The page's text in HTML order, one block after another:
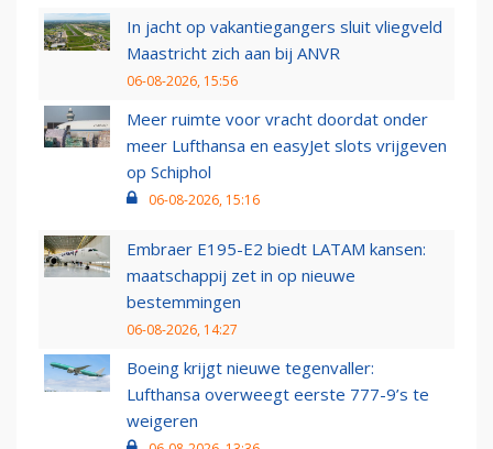
In jacht op vakantiegangers sluit vliegveld
Maastricht zich aan bij ANVR
06-08-2026, 15:56
Meer ruimte voor vracht doordat onder
meer Lufthansa en easyJet slots vrijgeven
op Schiphol
06-08-2026, 15:16
Embraer E195-E2 biedt LATAM kansen:
maatschappij zet in op nieuwe
bestemmingen
06-08-2026, 14:27
Boeing krijgt nieuwe tegenvaller:
Lufthansa overweegt eerste 777-9’s te
weigeren